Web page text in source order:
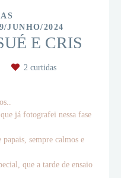
JUNHO/2024
E CRIS
2 curtidas
já fotografei nessa fase
sempre calmos e
que a tarde de ensaio